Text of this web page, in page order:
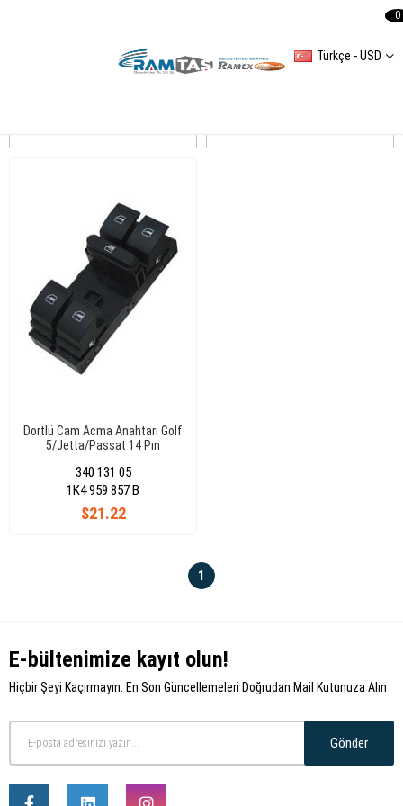
Türkçe - USD
0
Dortlü Cam Acma Anahtarı Golf
5/Jetta/Passat 14 Pın
340 131 05
$21.22
1K4 959 857 B
1
E-bültenimize kayıt olun!
Hiçbir Şeyi Kaçırmayın: En Son Güncellemeleri Doğrudan Mail Kutunuza Alın
Gönder